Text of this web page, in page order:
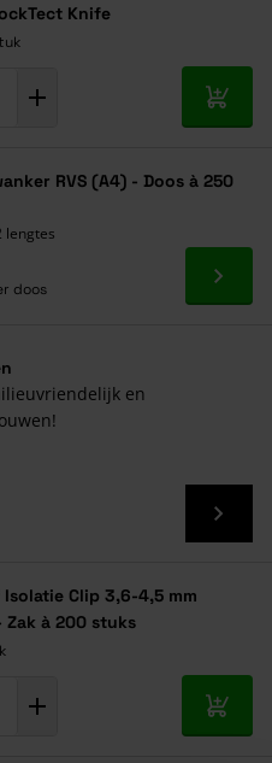
Knife
In
RVS (A4) - Doos à 250
lengtes
doos Ga
en
Clip 3,6-4,5 mm
à 200 stuks
In